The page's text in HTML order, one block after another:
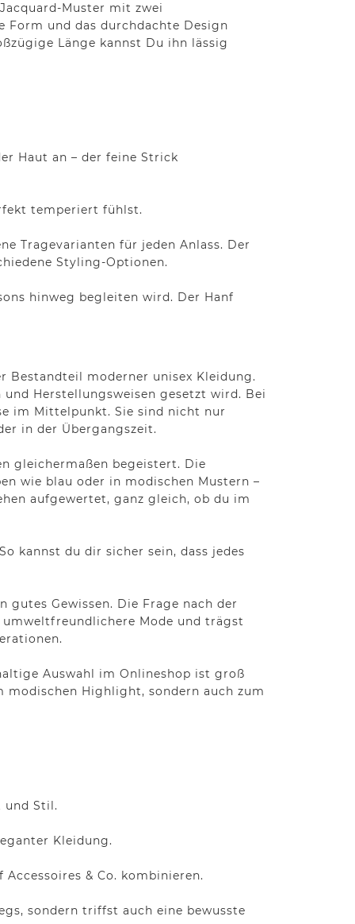
Muster mit zwei
Form und das durchdachte Design
Länge kannst Du ihn lässig
Haut an – der feine Strick
temperiert fühlst.
Tragevarianten für jeden Anlass. Der
Styling-Optionen.
hinweg begleiten wird. Der Hanf
Bestandteil moderner unisex Kleidung.
Herstellungsweisen gesetzt wird. Bei
im Mittelpunkt. Sie sind nicht nur
in der Übergangszeit.
gleichermaßen begeistert. Die
wie blau oder in modischen Mustern –
aufgewertet, ganz gleich, ob du im
kannst du dir sicher sein, dass jedes
Gewissen. Die Frage nach der
Mode und trägst
Auswahl im Onlineshop ist groß
modischen Highlight, sondern auch zum
und Stil.
Kleidung.
& Co. kombinieren.
sondern triffst auch eine bewusste